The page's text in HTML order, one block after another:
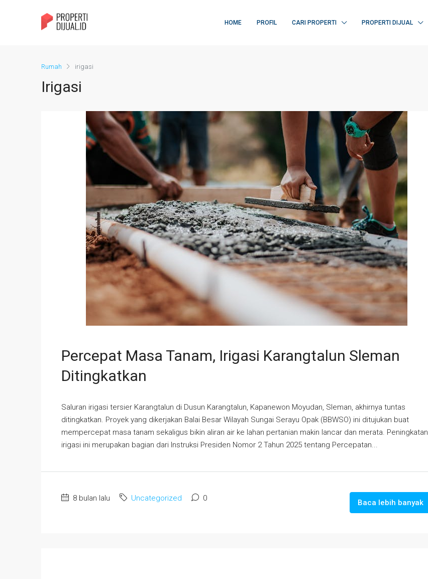
HOME PROFIL CARI PROPERTI PROPERTI DIJUAL
Rumah irigasi
Irigasi
Percepat Masa Tanam, Irigasi Karangtalun Sleman
Ditingkatkan
Saluran irigasi tersier Karangtalun di Dusun Karangtalun, Kapanewon Moyudan, Sleman, akhirnya tuntas
ditingkatkan. Proyek yang dikerjakan Balai Besar Wilayah Sungai Serayu Opak (BBWSO) ini ditujukan buat
mempercepat masa tanam sekaligus bikin aliran air ke lahan pertanian makin lancar dan merata. Peningkatan
irigasi ini merupakan bagian dari Instruksi Presiden Nomor 2 Tahun 2025 tentang Percepatan...
8 bulan lalu Uncategorized 0 Baca lebih banyak